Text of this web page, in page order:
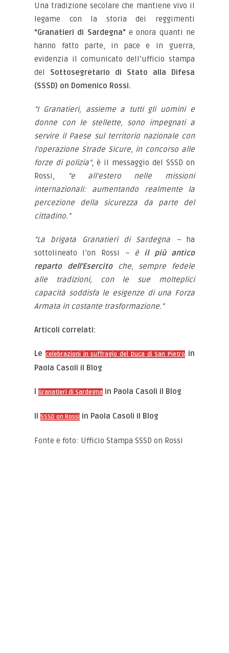
Una tradizione secolare che mantiene vivo il
legame con la storia dei reggimenti
“Granatieri di Sardegna” e onora quanti ne
hanno fatto parte, in pace e in guerra,
evidenzia il comunicato dell’ufficio stampa
del Sottosegretario di Stato alla Difesa
(SSSD) on Domenico Rossi.
“I Granatieri, assieme a tutti gli uomini e
donne con le stellette, sono impegnati a
servire il Paese sul territorio nazionale con
l’operazione Strade Sicure, in concorso alle
forze di polizia”, è il messaggio del SSSD on
Rossi,
“e all’estero nelle missioni
internazionali: aumentando realmente la
percezione della sicurezza da parte del
cittadino.”
“La brigata Granatieri di Sardegna – ha
sottolineato l’on Rossi – è il più antico
reparto dell’Esercitoche, sempre fedele
alle tradizioni, con le sue molteplici
capacità soddisfa le esigenze di una Forza
Armata in costante trasformazione.”
Articoli correlati:
Le celebrazioni in suffragio del Duca di San Pietro in
Paola Casoli il Blog
IGranatieri di Sardegna in Paola Casoli il Blog
IlSSSD on Rossi in Paola Casoli il Blog
Fonte e foto: Ufficio Stampa SSSD on Rossi